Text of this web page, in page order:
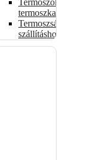
termoszkannák
Termoszsákok
szállításhoz